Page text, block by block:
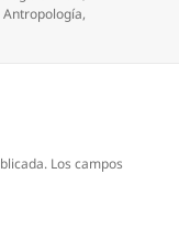
Antropología,
Los campos